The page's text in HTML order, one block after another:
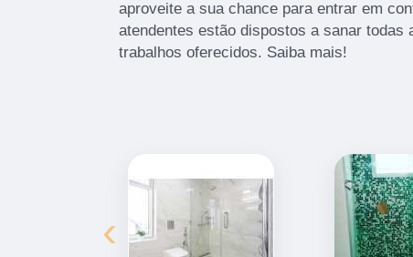
aproveite a sua chance para entrar em
atendentes estão dispostos a sanar todas
trabalhos oferecidos. Saiba mais!
‹